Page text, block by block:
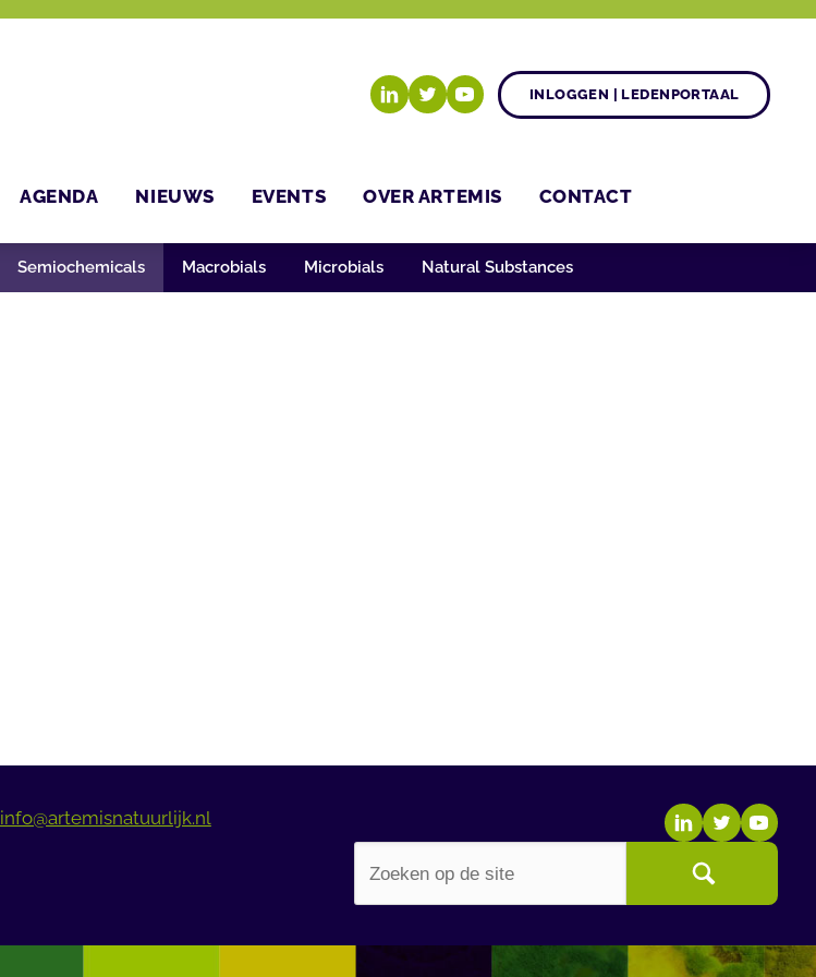
AGENDA NIEUWS EVENTS OVER ARTEMIS CONTACT
INLOGGEN | LEDENPORTAAL
Semiochemicals Macrobials Microbials Natural Substances
info@artemisnatuurlijk.nl